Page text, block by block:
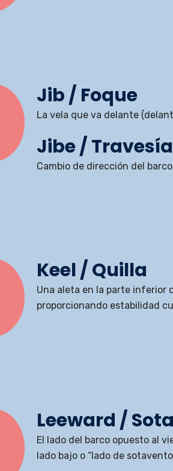
Jib / Foque
La vela que va delante
Jibe / Travesía
Cambio de dirección del
Keel / Quilla
Una aleta en la parte inferior
proporcionando estabilidad
Leeward /
El lado del barco opuesto al
lado bajo o “lado de